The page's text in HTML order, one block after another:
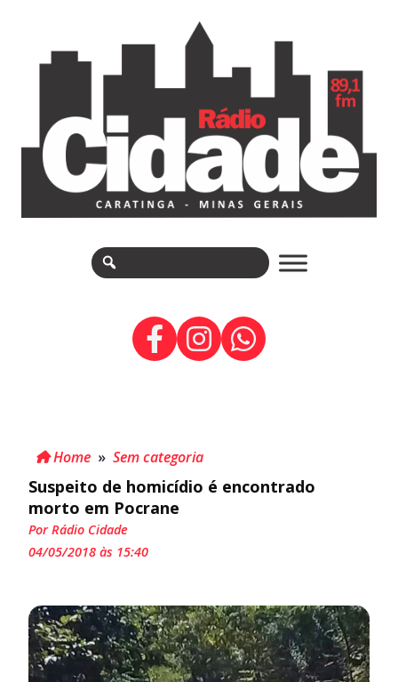
Home » Sem categoria
Suspeito de homicídio é encontrado
morto em Pocrane
Por Rádio Cidade
04/05/2018 às 15:40